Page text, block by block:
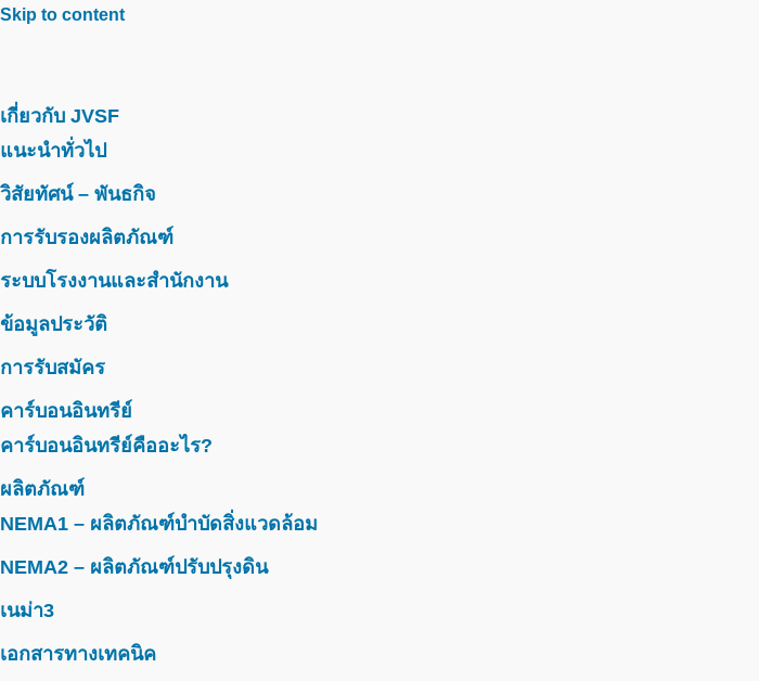
Skip to content
เกี่ยวกับ JVSF
แนะนำทั่วไป
วิสัยทัศน์ – พันธกิจ
การรับรองผลิตภัณฑ์
ระบบโรงงานและสำนักงาน
ข้อมูลประวัติ
การรับสมัคร
คาร์บอนอินทรีย์
คาร์บอนอินทรีย์คืออะไร?
ผลิตภัณฑ์
NEMA1 – ผลิตภัณฑ์บำบัดสิ่งแวดล้อม
NEMA2 – ผลิตภัณฑ์ปรับปรุงดิน
เนม่า3
เอกสารทางเทคนิค